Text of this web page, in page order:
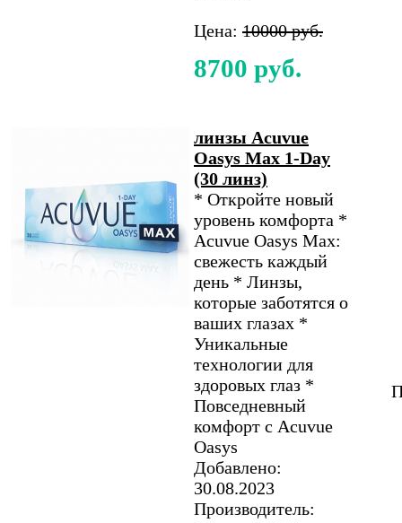
Цена: 10000 руб.
8700 руб.
линзы Acuvue
Oasys Max 1-Day
(30 линз)
* Откройте новый
уровень комфорта *
Acuvue Oasys Max:
свежесть каждый
день * Линзы,
которые заботятся о
ваших глазах *
Уникальные
технологии для
здоровых глаз *
Повседневный
комфорт с Acuvue
Oasys
Добавлено:
30.08.2023
Производитель: